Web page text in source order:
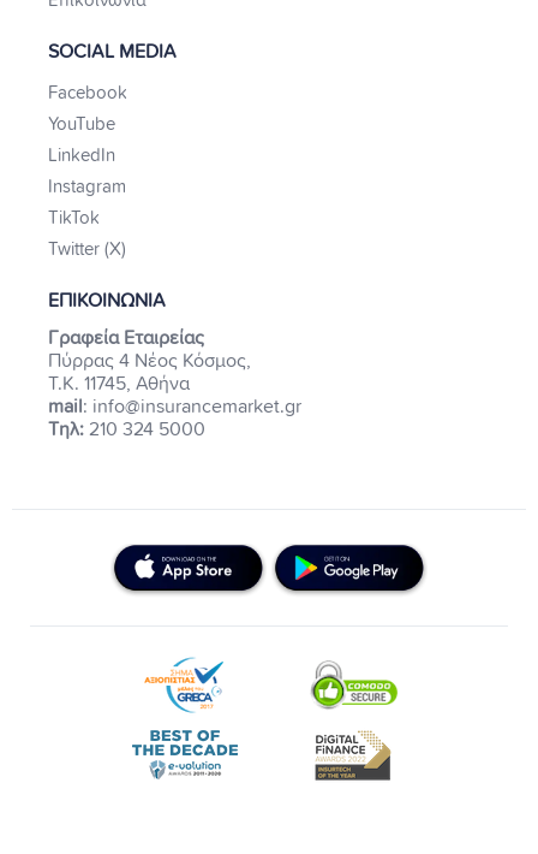
SOCIAL MEDIA
Facebook
YouTube
LinkedIn
Instagram
TikTok
Twitter (X)
ΕΠΙΚΟΙΝΩΝΙΑ
Γραφεία Εταιρείας
Πύρρας 4 Νέος Κόσμος,
Τ.Κ. 11745, Αθήνα
mail: info@insurancemarket.gr
Τηλ: 210 324 5000